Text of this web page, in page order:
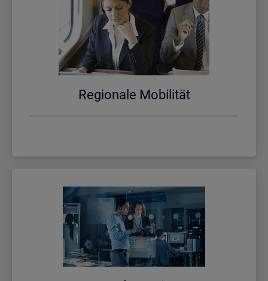
Re­gio­na­le Mo­bi­li­tät